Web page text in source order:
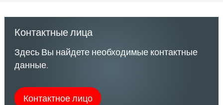
Контактные лица
Здесь Вы найдете необходимые контактные
данные.
Контактное лицо